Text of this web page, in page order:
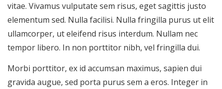
vitae. Vivamus vulputate sem risus, eget sagittis justo
elementum sed. Nulla facilisi. Nulla fringilla purus ut elit
ullamcorper, ut eleifend risus interdum. Nullam nec
tempor libero. In non porttitor nibh, vel fringilla dui.
Morbi porttitor, ex id accumsan maximus, sapien dui
gravida augue, sed porta purus sem a eros. Integer in